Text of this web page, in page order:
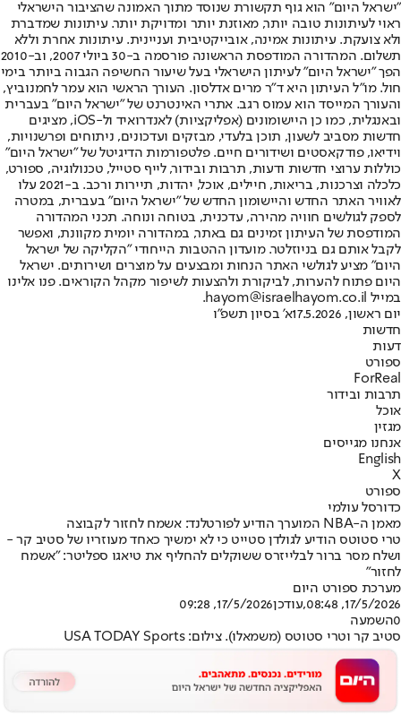
"ישראל היום" הוא גוף תקשורת שנוסד מתוך האמונה שהציבור הישראלי
ראוי לעיתונות טובה יותר, מאוזנת יותר ומדויקת יותר. עיתונות שמדברת
ולא צועקת. עיתונות אמינה, אובייקטיבית ועניינית. עיתונות אחרת וללא
תשלום. המהדורה המודפסת הראשונה פורסמה ב-30 ביולי 2007, וב-2010
הפך "ישראל היום" לעיתון הישראלי בעל שיעור החשיפה הגבוה ביותר בימי
חול. מו"ל העיתון היא ד"ר מרים אדלסון. העורך הראשי הוא עמר לחמנוביץ,
והעורך המייסד הוא עמוס רגב. אתרי האינטרנט של "ישראל היום" בעברית
ובאנגלית, כמו כן היישומונים (אפליקציות) לאנדרואיד ול-iOS, מציגים
חדשות מסביב לשעון, תוכן בלעדי, מבזקים ועדכונים, ניתוחים ופרשנויות,
וידיאו, פודקאסטים ושידורים חיים. פלטפורמות הדיגיטל של "ישראל היום"
כוללות ערוצי חדשות ודעות, תרבות ובידור, לייף סטייל, טכנולוגיה, ספורט,
כלכלה וצרכנות, בריאות, חיילים, אוכל, יהדות, תיירות ורכב. ב-2021 עלו
לאוויר האתר החדש והיישומון החדש של "ישראל היום" בעברית, במטרה
לספק לגולשים חוויה מהירה, עדכנית, בטוחה ונוחה. תכני המהדורה
המודפסת של העיתון זמינים גם באתר, במהדורה יומית מקוונת, ואפשר
לקבל אותם גם בניוזלטר. מועדון ההטבות הייחודי "הקליקה של ישראל
היום" מציע לגולשי האתר הנחות ומבצעים על מוצרים ושירותים. ישראל
היום פתוח להערות, לביקורת ולהצעות לשיפור מקהל הקוראים. פנו אלינו
במייל hayom@israelhayom.co.il.
יום ראשון, 17.5.2026
א' בסיון תשפ"ו
חדשות
דעות
ספורט
ForReal
תרבות ובידור
אוכל
מגזין
אנחנו מגייסים
English
X
ספורט
כדורסל עולמי
מאמן ה-NBA המוערך הודיע לפורטלנד: אשמח לחזור לקבוצה
טרי סטוטס הודיע לגולדן סטייט כי לא ימשיך כאחד מעוזריו של סטיב קר -
ושלח מסר ברור לבלייזרס ששוקלים להחליף את טיאגו ספליטר: "אשמח
לחזור"
מערכת ספורט היום
17/5/2026, 08:48
,עודכן17/5/2026, 09:28
0השמעה
סטיב קר וטרי סטוטס (משמאלו). צילום: USA TODAY Sports